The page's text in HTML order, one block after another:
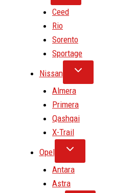
Ceed
Rio
Sorento
Sportage
Nissan
Almera
Primera
Qashqai
X-Trail
Opel
Antara
Astra